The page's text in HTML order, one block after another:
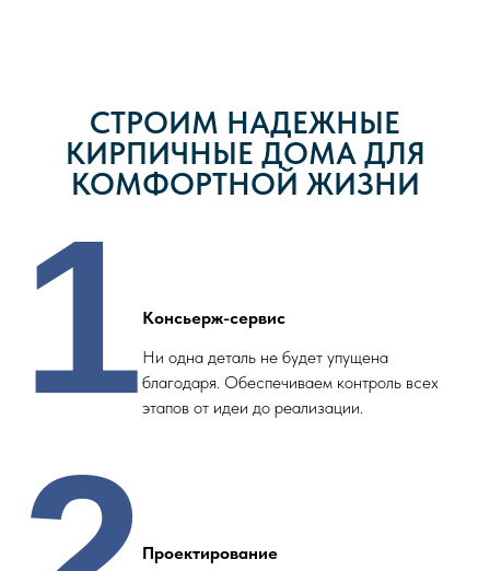
СТРОИМ НАДЕЖНЫЕ
КИРПИЧНЫЕ ДОМА ДЛЯ
КОМФОРТНОЙ ЖИЗНИ
Консьерж-сервис
Ни одна деталь не будет упущена
благодаря. Обеспечиваем контроль всех
этапов от идеи до реализации.
1
Проектирование